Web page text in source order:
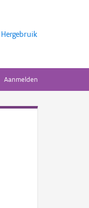
Hergebruik
Aanmelden